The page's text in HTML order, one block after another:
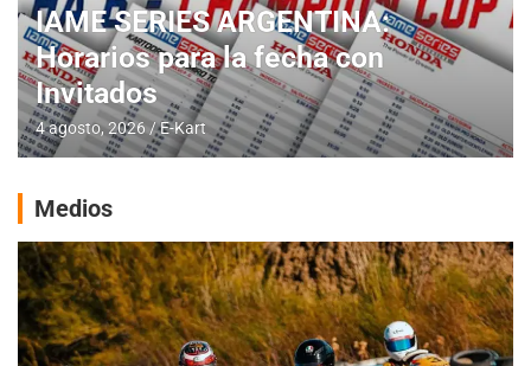
IAME SERIES ARGENTINA:
Horarios para la fecha con
Invitados
4 agosto, 2026 E-Kart
Medios